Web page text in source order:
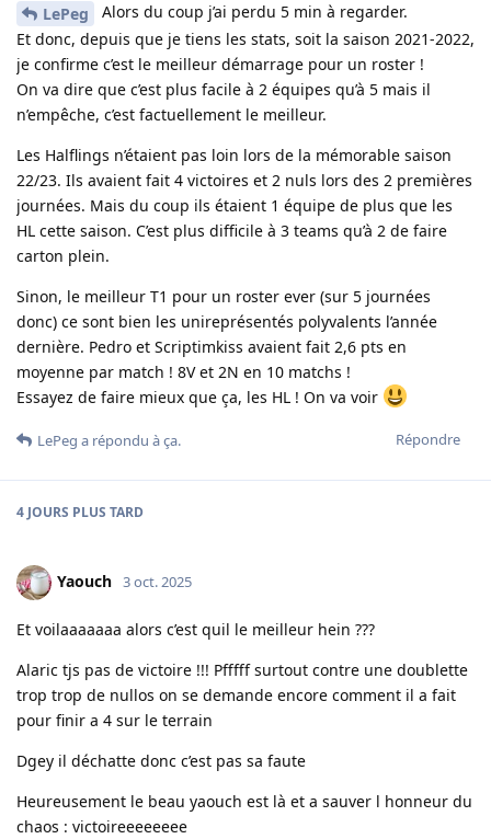
LePeg
Alors du coup j’ai perdu 5 min à regarder.
Et donc, depuis que je tiens les stats, soit la saison 2021-2022,
je confirme c’est le meilleur démarrage pour un roster !
On va dire que c’est plus facile à 2 équipes qu’à 5 mais il
n’empêche, c’est factuellement le meilleur.
Les Halflings n’étaient pas loin lors de la mémorable saison
22/23. Ils avaient fait 4 victoires et 2 nuls lors des 2 premières
journées. Mais du coup ils étaient 1 équipe de plus que les
HL cette saison. C’est plus difficile à 3 teams qu’à 2 de faire
carton plein.
Sinon, le meilleur T1 pour un roster ever (sur 5 journées
donc) ce sont bien les unireprésentés polyvalents l’année
dernière. Pedro et Scriptimkiss avaient fait 2,6 pts en
moyenne par match ! 8V et 2N en 10 matchs !
Essayez de faire mieux que ça, les HL ! On va voir
Répondre
LePeg a répondu à ça.
4 JOURS PLUS TARD
Yaouch 3 oct. 2025
Et voilaaaaaaa alors c’est quil le meilleur hein ???
Alaric tjs pas de victoire !!! Pfffff surtout contre une doublette
trop trop de nullos on se demande encore comment il a fait
pour finir a 4 sur le terrain
Dgey il déchatte donc c’est pas sa faute
Heureusement le beau yaouch est là et a sauver l honneur du
chaos : victoireeeeeeee